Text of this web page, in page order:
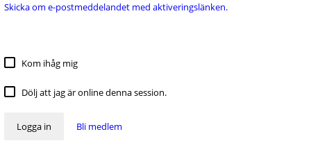
Skicka om e-postmeddelandet med aktiveringslänken.
Kom ihåg mig
Dölj att jag är online denna session.
Logga in Bli medlem